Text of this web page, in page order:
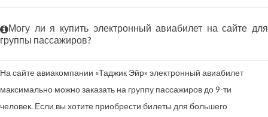
Могу ли я купить электронный авиабилет на сайте для
группы пассажиров?
На сайте авиакомпании «Таджик Эйр» электронный авиабилет
максимально можно заказать на группу пассажиров до 9-ти
человек. Если вы хотите приобрести билеты для большего